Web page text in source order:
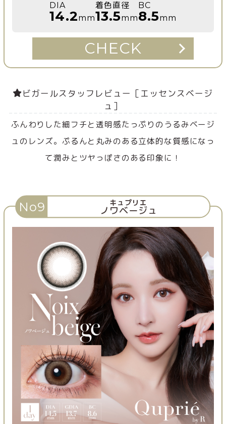
DIA
14.2mm
着色直径
13.5mm
BC
8.5mm
CHECK
ビガールスタッフレビュー［エッセンスベージ
ュ］
ふんわりした細フチと透明感たっぷりのうるみベージ
ュのレンズ。ぷるんと丸みのある立体的な質感になっ
て潤みとツヤっぽさのある印象に！
No9 キュプリエ
ノワベージュ